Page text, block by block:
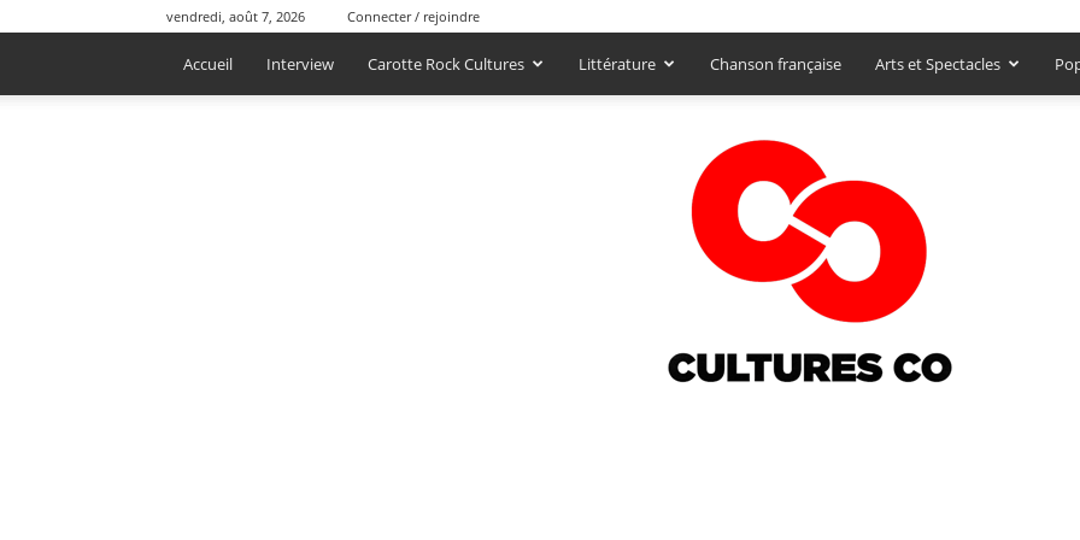
vendredi, août 7, 2026 Connecter / rejoindre
Accueil Interview Carotte Rock Cultures Littérature Chanson française Arts et Spectacles